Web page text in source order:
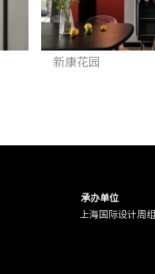
新康花园
承办单位
上海国际设计周